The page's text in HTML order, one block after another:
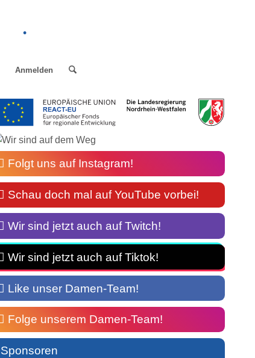
.
Anmelden
Folgt uns auf Instagram!
Schau doch mal auf YouTube vorbei!
Wir sind jetzt auch auf Twitch!
Wir sind jetzt auch auf Tiktok!
Like unser Damen-Team!
Folge unserem Damen-Team!
Sponsoren